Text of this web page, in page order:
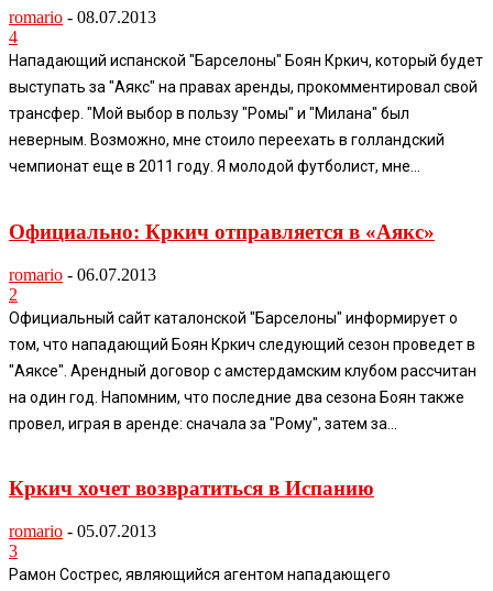
romario - 08.07.2013
4
Нападающий испанской "Барселоны" Боян Кркич, который будет
выступать за "Аякс" на правах аренды, прокомментировал свой
трансфер. "Мой выбор в пользу "Ромы" и "Милана" был
неверным. Возможно, мне стоило переехать в голландский
чемпионат еще в 2011 году. Я молодой футболист, мне...
Официально: Кркич отправляется в «Аякс»
romario - 06.07.2013
2
Официальный сайт каталонской "Барселоны" информирует о
том, что нападающий Боян Кркич следующий сезон проведет в
"Аяксе". Арендный договор с амстердамским клубом рассчитан
на один год. Напомним, что последние два сезона Боян также
провел, играя в аренде: сначала за "Рому", затем за...
Кркич хочет возвратиться в Испанию
romario - 05.07.2013
3
Рамон Сострес, являющийся агентом нападающего